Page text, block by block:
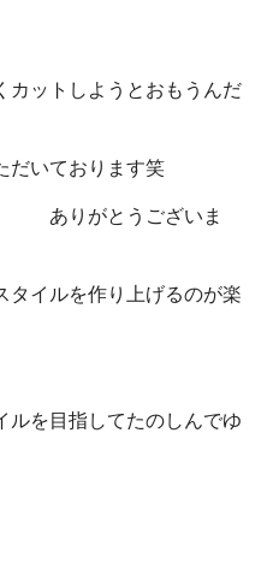
カットしようとおもうんだ
だいております笑
。 ありがとうございま
タイルを作り上げるのが楽
ルを目指してたのしんでゆ